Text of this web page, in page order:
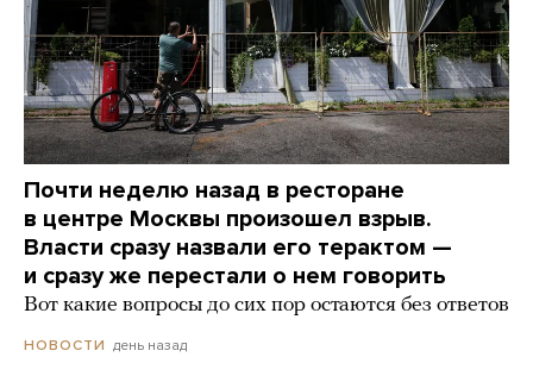
Почти неделю назад в ресторане
в центре Москвы произошел взрыв.
Власти сразу назвали его терактом —
и сразу же перестали о нем говорить
Вот какие вопросы до сих пор остаются без ответов
НОВОСТИ день назад